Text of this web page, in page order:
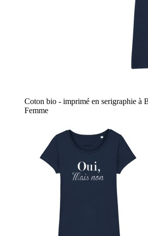
Coton bio - imprimé en serigraphie à
Femme